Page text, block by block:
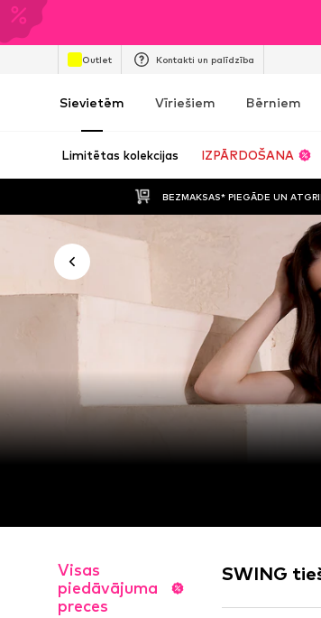
Outlet Kontakti un palīdzība
Sievietēm Vīriešiem Bērniem
Limitētas kolekcijas IZPĀRDOŠANA
BEZMAKSAS* PIEGĀDE UN
Visas
piedāvājuma
preces
SWING